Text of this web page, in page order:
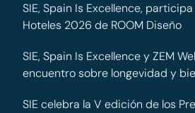
SIE, Spain Is Excellence,
Hoteles 2026 de ROOM Diseño
SIE, Spain Is Excellence y ZEM
encuentro sobre longevidad y
SIE celebra la V edición de los